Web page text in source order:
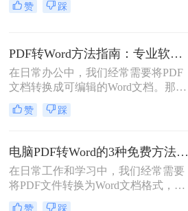
容或调整格式，需将PDF转换为
户高效完成转换。
赞 踩
PDF转Word方法指南：专业软件、在线工具、Word内置与改后缀名4种方案对比！
在日常办公中，我们经常需要将PDF
文档转换成可编辑的Word文档。那么
如何将pdf转换成word呢？本文将介绍
几种常用的PDF转Word的方法，助您
赞 踩
电脑PDF转Word的3种免费方法实测：含效果对比与适用场景说明！
在日常工作和学习中，我们经常需要
将PDF文件转换为Word文档格式，以
便进行编辑和修改。那么电脑pdf怎么
赞 踩